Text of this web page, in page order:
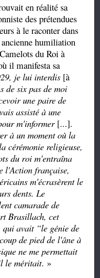
en réalité sa
des prétendues
à le raconter dans
humiliation
du Roi à
il manifesta sa
je lui interdis [à
de six pas de moi
une paire de
assisté à une
m'informer[...].
à un moment où la
cérémonie religieuse,
du roi m'entraîna
l'Action française,
m'écrasèrent le
dents. Le
camarade de
Brasillach, cet
qui avait “le génie de
de pied de l'âne à
ne me permettait
le méritait. »